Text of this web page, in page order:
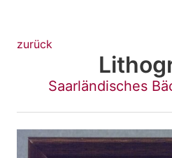
zurück
Saarländisches